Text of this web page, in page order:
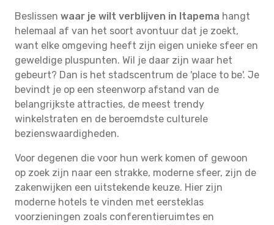
Beslissen waar je wilt verblijven in Itapema hangt
helemaal af van het soort avontuur dat je zoekt,
want elke omgeving heeft zijn eigen unieke sfeer en
geweldige pluspunten. Wil je daar zijn waar het
gebeurt? Dan is het stadscentrum de 'place to be'. Je
bevindt je op een steenworp afstand van de
belangrijkste attracties, de meest trendy
winkelstraten en de beroemdste culturele
bezienswaardigheden.
Voor degenen die voor hun werk komen of gewoon
op zoek zijn naar een strakke, moderne sfeer, zijn de
zakenwijken een uitstekende keuze. Hier zijn
moderne hotels te vinden met eersteklas
voorzieningen zoals conferentieruimtes en